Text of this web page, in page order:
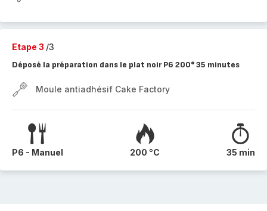
Etape 3 /3
Déposé la préparation dans le plat noir P6 200° 35 minutes
Moule antiadhésif Cake Factory
P6 - Manuel 200 °C 35 min